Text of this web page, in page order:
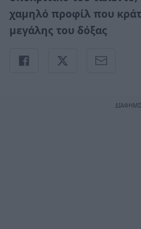
χαμηλό προφίλ που
μεγάλης του δόξας